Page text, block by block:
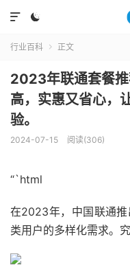


行业百科  正文
2023年联通套餐
高，实惠又省心，
验。
2024-07-15 阅读(306)
“`html
在2023年，中国联通
类用户的多样化需求。